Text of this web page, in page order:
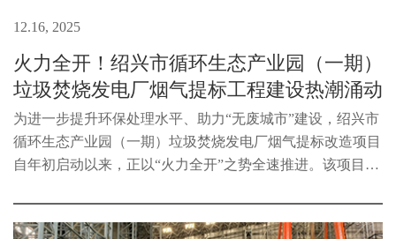
12.16, 2025
火力全开！绍兴市循环生态产业园（一期）
垃圾焚烧发电厂烟气提标工程建设热潮涌动
为进一步提升环保处理水平、助力“无废城市”建设，绍兴市
循环生态产业园（一期）垃圾焚烧发电厂烟气提标改造项目
自年初启动以来，正以“火力全开”之势全速推进。该项目概